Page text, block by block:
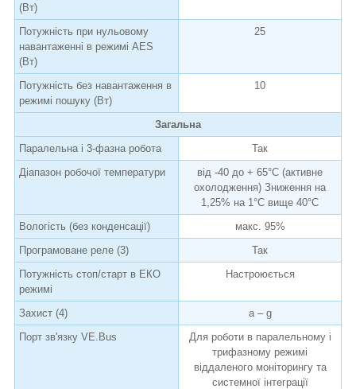
(Вт)
Потужність при нульовому
навантаженні в режимі AES
(Вт)
25
Потужність без навантаження в
режимі пошуку (Вт)
10
Загальна
Паралельна і 3-фазна робота
Так
Діапазон робочої температури
від -40 до + 65°C (активне
охолодження) Зниження на
1,25% на 1°C вище 40°C
Вологість (без конденсації)
макс. 95%
Програмоване реле (3)
Так
Потужність стоп/старт в ЕКО
режимі
Настроюється
Захист (4)
a – g
Порт зв'язку VE.Bus
Для роботи в паралельному і
трифазному режимі
віддаленого моніторингу та
системної інтеграції